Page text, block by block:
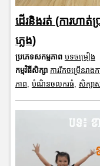
ដើរនិងរត់ (ការហាត់
ភ្លេង)
ប្រភេទសកម្មភាព បទចម្រៀង
កម្មវិធីសិក្សា ការរីកចម្រើនរា
ភាព, បំណិនចលករធំ, សិក្សា